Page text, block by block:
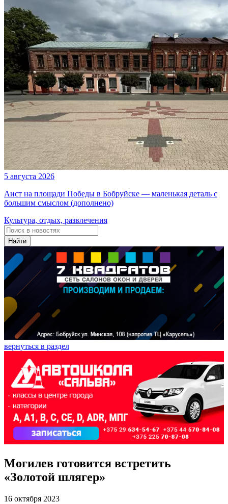
5 августа 2026
Аист на площади Победы в Бобруйске — маленькая деталь с
большим смыслом (дополнено)
Культура, отдых, развлечения
Найти
вернуться в раздел
Могилев готовится встретить
«Золотой шлягер»
16 октября 2023